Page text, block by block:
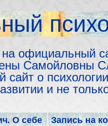
официальный
Самойловны
сайт о
и не
О себе
Запись на